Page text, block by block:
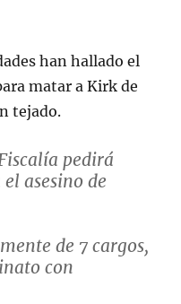
han hallado el
matar a Kirk de
tejado.
pedirá
asesino de
de 7 cargos,
con